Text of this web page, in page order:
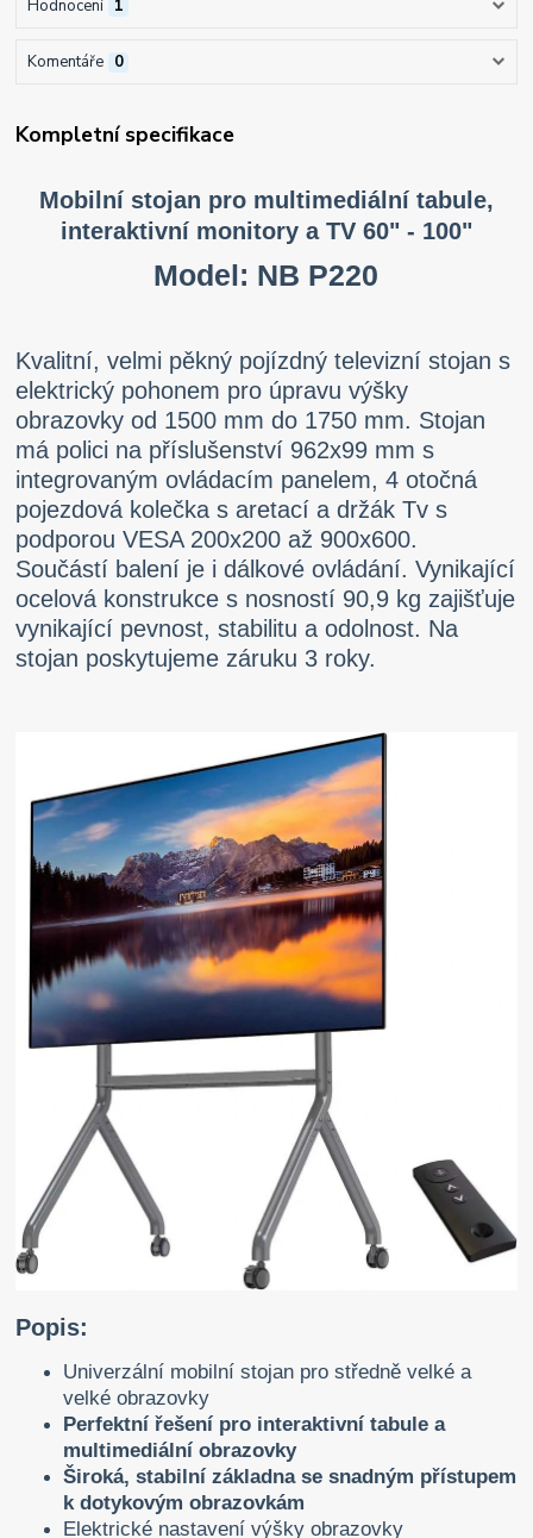
Hodnocení 1
Komentáře 0
Kompletní specifikace
Mobilní stojan pro multimediální tabule,
interaktivní monitory a TV 60" - 100"
Model: NB P220
Kvalitní, velmi pěkný pojízdný televizní stojan s
elektrický pohonem pro úpravu výšky
obrazovky od 1500 mm do 1750 mm. Stojan
má polici na příslušenství 962x99 mm s
integrovaným ovládacím panelem, 4 otočná
pojezdová kolečka s aretací a držák Tv s
podporou VESA 200x200 až 900x600.
Součástí balení je i dálkové ovládání. Vynikající
ocelová konstrukce s nosností 90,9 kg zajišťuje
vynikající pevnost, stabilitu a odolnost. Na
stojan poskytujeme záruku 3 roky.
Popis:
Univerzální mobilní stojan pro středně velké a
velké obrazovky
Perfektní řešení pro interaktivní tabule a
multimediální obrazovky
Široká, stabilní základna se snadným přístupem
k dotykovým obrazovkám
Elektrické nastavení výšky obrazovky